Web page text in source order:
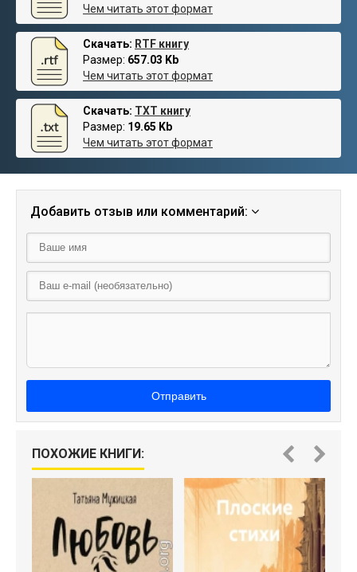
Чем читать этот формат
Скачать: RTF книгу
Размер: 657.03 Kb
Чем читать этот формат
Скачать: TXT книгу
Размер: 19.65 Kb
Чем читать этот формат
Добавить отзыв или комментарий:
Отправить
ПОХОЖИЕ КНИГИ: